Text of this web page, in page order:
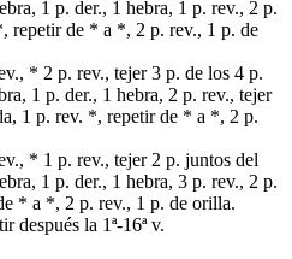
1 p. der., 1 hebra, 1 p. rev., 2 p.
repetir de * a *, 2 p. rev., 1 p. de
* 2 p. rev., tejer 3 p. de los 4 p.
1 p. der., 1 hebra, 2 p. rev., tejer
1 p. rev. *, repetir de * a *, 2 p.
* 1 p. rev., tejer 2 p. juntos del
1 p. der., 1 hebra, 3 p. rev., 2 p.
* a *, 2 p. rev., 1 p. de orilla.
después la 1ª-16ª v.